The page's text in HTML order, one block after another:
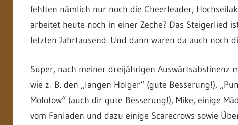
fehlten nämlich nur noch die Cheerleader,
arbeitet heute noch in einer Zeche? Das Steigerlied
letzten Jahrtausend. Und dann waren da auch noch
Super, nach meiner dreijährigen Auswärtsabstinenz
wie z. B. den „langen Holger“ (gute Besserung!),
Molotow“ (auch dir gute Besserung!), Mike, einige
vom Fanladen und dazu einige Scarecrows sowie